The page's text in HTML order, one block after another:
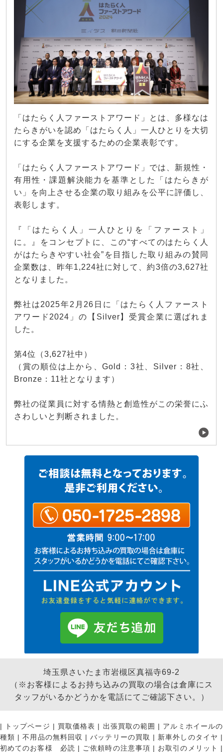
「はたらく人ファーストアワード」とは、多様なは
たらきがいを認め「はたらく人」一人ひとりを大切
にする企業を支援するための企業表彰です。
「はたらく人ファーストアワード」では、新規性・
有用性・課題解決能力を基準とした「はたらきが
い」を向上させる企業の取り組みを公平に評価し、
表彰します。
『「はたらく人」一人ひとりを「ファースト」
に。』をコンセプトに、この“すべてのはたらく人
がはたらきやすい社会”を目指した取り組みの賛同
企業数は、昨年1,224社に対して、約3倍の3,627社
となりました。
弊社は2025年2月26日に「はたらく人ファースト
アワード2024」の【Silver】受賞企業に選ばれま
した。
第4位（3,627社中）
（賞の順位は上から、Gold：3社、Silver：8社、
Bronze：11社となります）
弊社の従業員に対する情熱と創造性がこの栄誉にふ
さわしいと判断されました。
埼玉県さいたま市岩槻区真福寺69-2
（※お客様によるお持ち込みの買取の場合は倉庫にス
タッフがいるかどうかを電話にてご確認下さい。）
| トップページ | 買取価格表 | 出張買取の範囲 | アルミホイールの
種類 |不用品の無料回収 |バッテリーの買取 | 新車外しのタイヤ |
初めてのお客様 必読 | ご依頼時の注意事項 | お取引のメリット |